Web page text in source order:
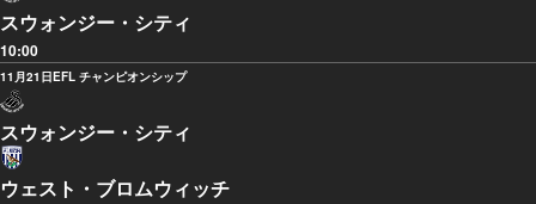
スウォンジー・シティ
10:00
11月21日EFL チャンピオンシップ
スウォンジー・シティ
ウェスト・ブロムウィッチ